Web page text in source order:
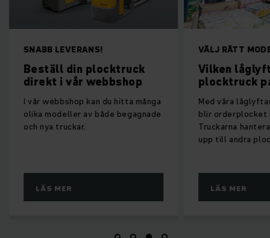
SNABB LEVERANS!
Beställ din plocktruck
direkt i vår webbshop
I vår webbshop kan du hitta många
olika modeller av både begagnade
och nya truckar.
LÄS MER
VÄLJ RÄTT
Vilken
plocktruck
Med våra
blir
Truckarna
upp till andra
LÄS MER